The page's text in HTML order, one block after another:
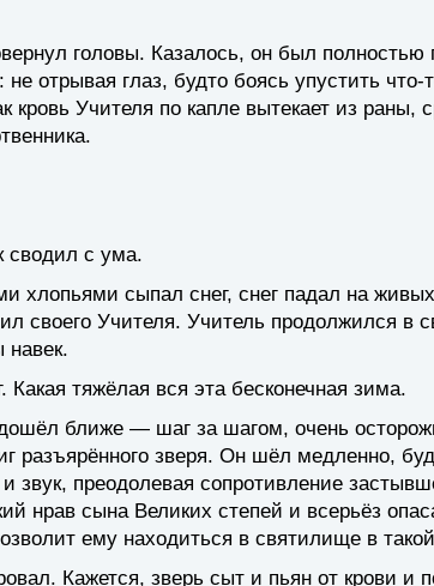
головы. Казалось, он был
отрывая глаз, будто боясь упустить что-
кровь Учителя по капле вытекает из раны,
сводил с ума.
хлопьями сыпал снег, снег падал на
своего Учителя. Учитель продолжился в
тяжёлая вся эта бесконечная зима.
ближе — шаг за шагом, очень
разъярённого зверя. Он шёл медленно,
звук, преодолевая сопротивление
нрав сына Великих степей и всерьёз
ему находиться в святилище в
Кажется, зверь сыт и пьян от крови и